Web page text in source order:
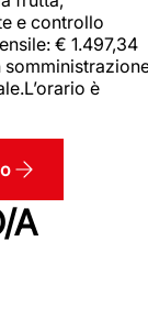
e controllo
€ 1.497,34
è
A